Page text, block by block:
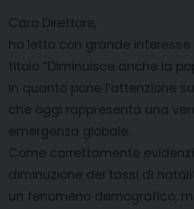
Caro Direttore,
ho letto con grande
titolo “Diminuisce anche la
in quanto pone l’attenzione
che oggi rappresenta una
emergenza globale.
Come correttamente
diminuzione dei tassi di
un fenomeno demografico,